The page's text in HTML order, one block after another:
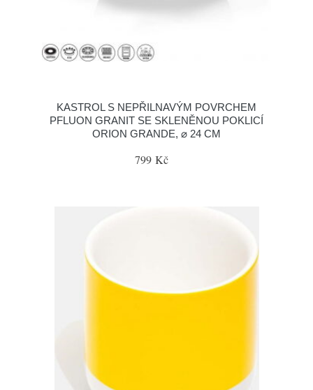
KASTROL S NEPŘILNAVÝM POVRCHEM
PFLUON GRANIT SE SKLENĚNOU POKLICÍ
ORION GRANDE, ⌀ 24 CM
799 Kč